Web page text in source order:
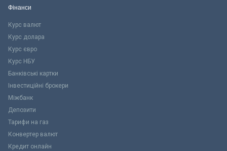
Фінанси
Курс валют
Курс долара
Курс євро
Курс НБУ
Банківські картки
Інвестиційні брокери
Міжбанк
Депозити
Тарифи на газ
Конвертер валют
Кредит онлайн